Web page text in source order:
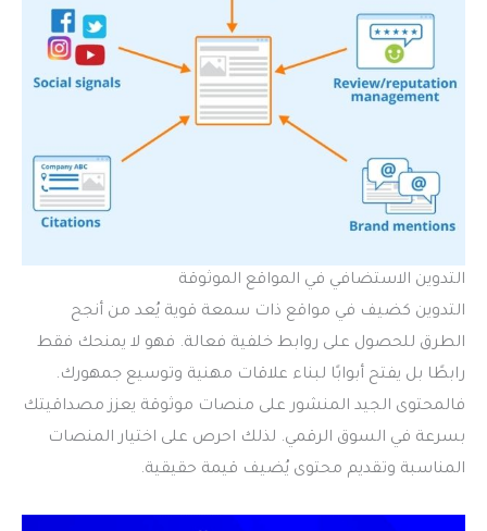
التدوين الاستضافي في المواقع الموثوقة
التدوين كضيف في مواقع ذات سمعة قوية يُعد من أنجح
الطرق للحصول على روابط خلفية فعالة. فهو لا يمنحك فقط
رابطًا بل يفتح أبوابًا لبناء علاقات مهنية وتوسيع جمهورك.
فالمحتوى الجيد المنشور على منصات موثوقة يعزز مصداقيتك
بسرعة في السوق الرقمي. لذلك احرص على اختيار المنصات
المناسبة وتقديم محتوى يُضيف قيمة حقيقية.